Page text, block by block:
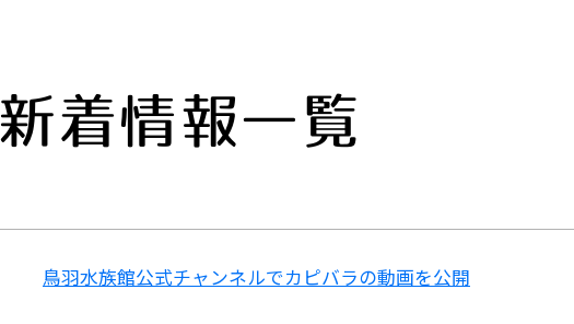
新着情報一覧
鳥羽水族館公式チャンネルでカピバラの動画を公開